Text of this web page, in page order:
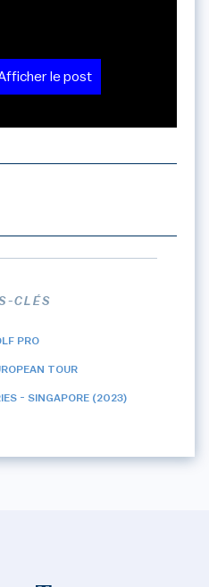
le post
CLÉS
PRO
TOUR
- SINGAPORE (2023)